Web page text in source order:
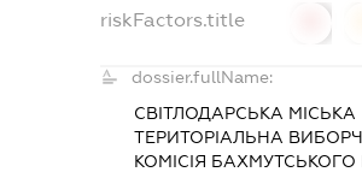
riskFactors.title
dossier.fullName:
СВІТЛОДАРСЬКА МІСЬКА
ТЕРИТОРІАЛЬНА
КОМІСІЯ